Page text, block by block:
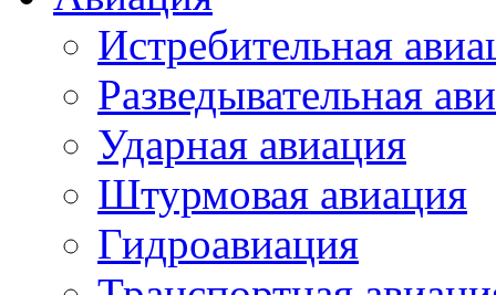
Истребительная
Разведывательная
Ударная авиация
Штурмовая авиация
Гидроавиация